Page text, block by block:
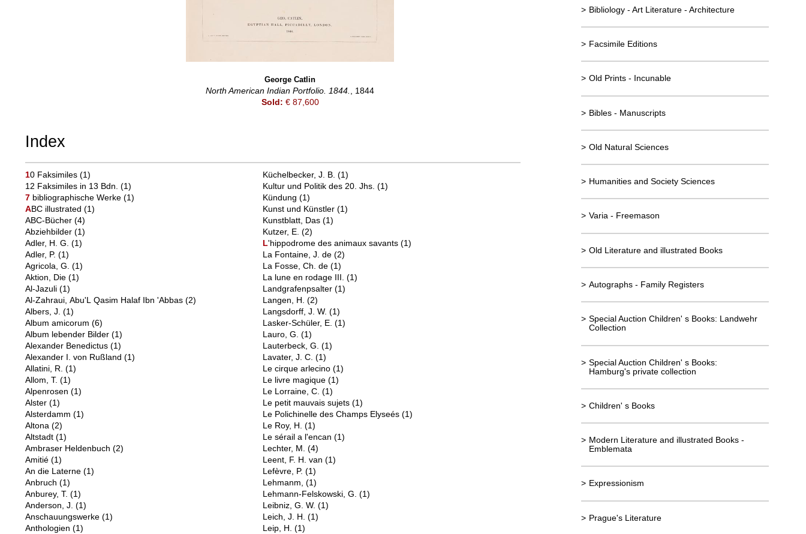
George Catlin
North American Indian Portfolio. 1844.
, 1844
Sold: € 87,600
> Bibliology - Art Literature - Architecture
> Facsimile Editions
> Old Prints - Incunable
> Bibles - Manuscripts
> Old Natural Sciences
> Humanities and Society Sciences
> Varia - Freemason
> Old Literature and illustrated Books
> Autographs - Family Registers
> Special Auction Children' s Books: Landwehr
Collection
> Special Auction Children' s Books:
Hamburg's private collection
> Children' s Books
> Modern Literature and illustrated Books -
Emblemata
> Expressionism
> Prague's Literature
Index
10 Faksimiles (1)
12 Faksimiles in 13 Bdn. (1)
7bibliographische Werke (1)
ABC illustrated (1)
ABC-Bücher (4)
Abziehbilder (1)
Adler, H. G. (1)
Adler, P. (1)
Agricola, G. (1)
Aktion, Die (1)
Al-Jazuli (1)
Al-Zahraui, Abu'L Qasim Halaf Ibn 'Abbas (2)
Albers, J. (1)
Album amicorum (6)
Album lebender Bilder (1)
Alexander Benedictus (1)
Alexander I. von Rußland (1)
Allatini, R. (1)
Allom, T. (1)
Alpenrosen (1)
Alster (1)
Alsterdamm (1)
Altona (2)
Altstadt (1)
Ambraser Heldenbuch (2)
Amitié (1)
An die Laterne (1)
Anbruch (1)
Anburey, T. (1)
Anderson, J. (1)
Anschauungswerke (1)
Anthologien (1)
Küchelbecker, J. B.(1)
Kultur und Politik des 20. Jhs.(1)
Kündung(1)
Kunst und Künstler(1)
Kunstblatt, Das(1)
Kutzer, E.(2)
L'hippodrome des animaux savants(1)
La Fontaine, J. de(2)
La Fosse, Ch. de(1)
La lune en rodage III.(1)
Landgrafenpsalter(1)
Langen, H.(2)
Langsdorff, J. W.(1)
Lasker-Schüler, E.(1)
Lauro, G.(1)
Lauterbeck, G.(1)
Lavater, J. C.(1)
Le cirque arlecino(1)
Le livre magique(1)
Le Lorraine, C.(1)
Le petit mauvais sujets(1)
Le Polichinelle des Champs Elyseés(1)
Le Roy, H.(1)
Le sérail a l'encan(1)
Lechter, M.(4)
Leent, F. H. van(1)
Lefèvre, P.(1)
Lehmanm,(1)
Lehmann-Felskowski, G.(1)
Leibniz, G. W.(1)
Leich, J. H.(1)
Leip, H.(1)